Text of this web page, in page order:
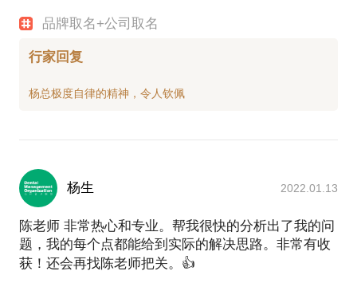
品牌取名+公司取名
行家回复
杨生 2022.01.13
陈老师 非常热心和专业。帮我很快的分析出了我的问
题，我的每个点都能给到实际的解决思路。非常有收
获！还会再找陈老师把关。👍